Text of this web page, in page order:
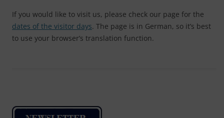
If you would like to visit us, please check our page for the
dates of the visitor days. The page is in German, so it’s best
to use your browser’s translation function.